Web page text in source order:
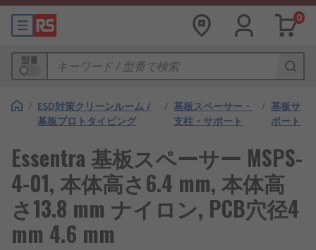
0
型番
/ ESD対策クリーンルーム /
基板プロトタイピング
/ 基板スペーサー・
支柱・サポート
/ 基板サ
ポート
Essentra 基板スペーサー MSPS-
4-01, 本体高さ6.4 mm, 本体高
さ13.8 mm ナイロン, PCB穴径4
mm 4.6 mm